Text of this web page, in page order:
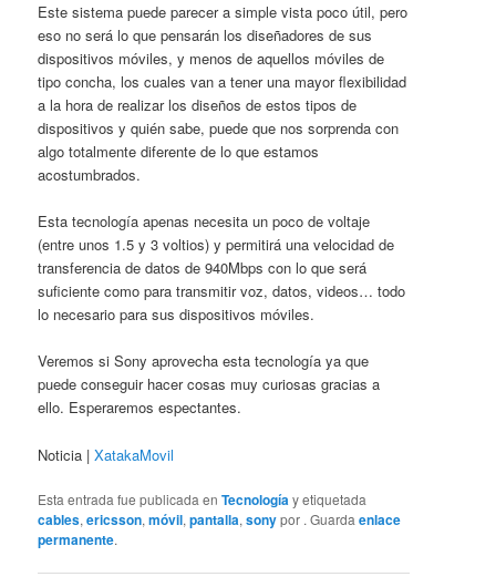
Este sistema puede parecer a simple vista poco útil, pero
eso no será lo que pensarán los diseñadores de sus
dispositivos móviles, y menos de aquellos móviles de
tipo concha, los cuales van a tener una mayor flexibilidad
a la hora de realizar los diseños de estos tipos de
dispositivos y quién sabe, puede que nos sorprenda con
algo totalmente diferente de lo que estamos
acostumbrados.
Esta tecnología apenas necesita un poco de voltaje
(entre unos 1.5 y 3 voltios) y permitirá una velocidad de
transferencia de datos de 940Mbps con lo que será
suficiente como para transmitir voz, datos, videos… todo
lo necesario para sus dispositivos móviles.
Veremos si Sony aprovecha esta tecnología ya que
puede conseguir hacer cosas muy curiosas gracias a
ello. Esperaremos espectantes.
Noticia |XatakaMovil
Esta entrada fue publicada enTecnologíay etiquetada
cables,ericsson,móvil,pantalla,sonypor . Guardaenlace
permanente.